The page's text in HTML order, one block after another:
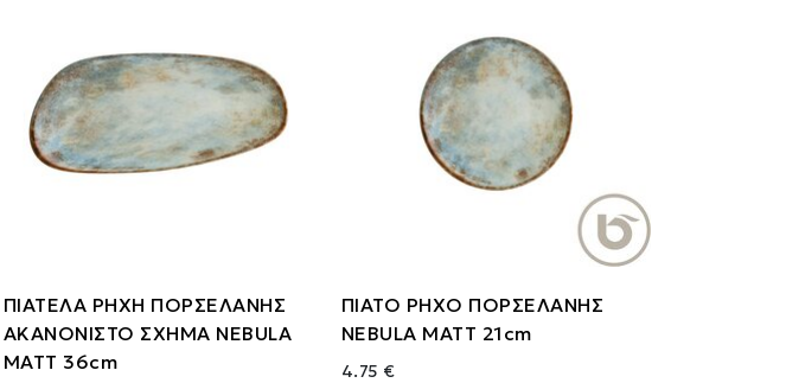
ΠΙΑΤΕΛΑ ΡΗΧΗ ΠΟΡΣΕΛΑΝΗΣ
ΑΚΑΝΟΝΙΣΤΟ ΣΧΗΜΑ NEBULA
MATT 36cm
ΠΙΑΤΟ ΡΗΧΟ ΠΟΡΣΕΛΑΝΗΣ
NEBULA MATT 21cm
4.75 €